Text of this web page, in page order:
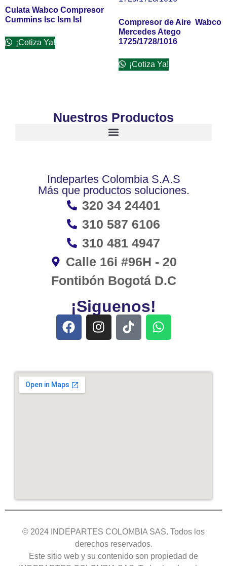
Culata Wabco Compresor
Cummins Isc Ism Isl
¡Cotiza Ya!
Compresor de Aire Wabco
Mercedes Atego
1725/1728/1016
¡Cotiza Ya!
Nuestros Productos
Indepartes Colombia S.A.S
Más que productos soluciones.
320 34 24401
310 587 6106
310 481 4947
Calle 16i #96H - 20
Fontibón Bogotá D.C
¡Siguenos!
© 2024 INDEPARTES COLOMBIA SAS. Todos los
derechos reservados.
Este sitio web y su contenido son propiedad de